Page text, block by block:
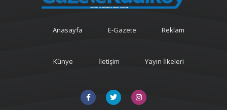
Anasayfa E-Gazete Reklam
Künye İletişim Yayın İlkeleri